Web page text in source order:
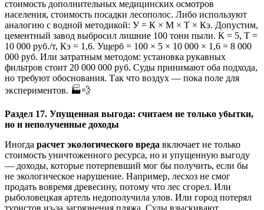
стоимость дополнительных медицинских осмотров
населения, стоимость посадки лесополос. Либо используют
аналогию с водной методикой: У = К × М × Т × Кэ. Допустим,
цементный завод выбросил лишние 100 тонн пыли. К = 5, Т =
10 000 руб./т, Кэ = 1,6. Ущерб = 100 × 5 × 10 000 × 1,6 = 8 000
000 руб. Или затратным методом: установка рукавных
фильтров стоит 20 000 000 руб. Суды принимают оба подхода,
но требуют обоснования. Так что воздух — пока поле для
экспериментов. 🏭💨
Раздел 17. Упущенная выгода: считаем не только убытки,
но и неполученные доходы
Иногда расчет экологического вреда включает не только
стоимость уничтоженного ресурса, но и упущенную выгоду
— доходы, которые потерпевший мог бы получить, если бы
не экологическое нарушение. Например, лесхоз не смог
продать вовремя древесину, потому что лес сгорел. Или
рыболовецкая артель недополучила улов. Или город потерял
туристов из-за загрязнения пляжа. Суды взыскивают